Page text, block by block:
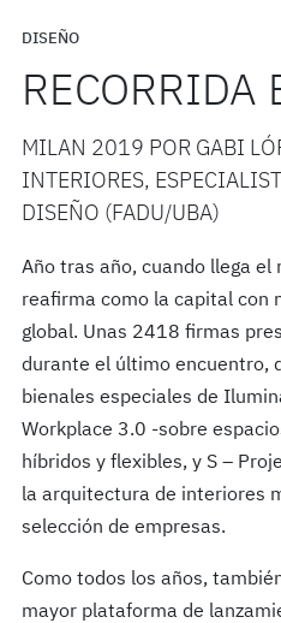
DISEÑO
RECORRIDA
MILAN 2019 POR GABI
INTERIORES,
DISEÑO (FADU/UBA)
Año tras año, cuando llega el
reafirma como la capital con
global. Unas 2418 firmas
durante el último encuentro,
bienales especiales de
Workplace 3.0 -sobre
híbridos y flexibles, y S –
la arquitectura de interiores
selección de empresas.
Como todos los años,
mayor plataforma de